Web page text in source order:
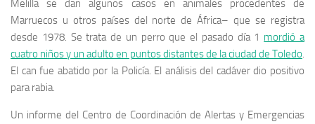
Melilla se dan algunos casos en animales procedentes de
Marruecos u otros países del norte de África– que se registra
desde 1978. Se trata de un perro que el pasado día 1 mordió a
cuatro niños y un adulto en puntos distantes de la ciudad de Toledo
El can fue abatido por la Policía. El análisis del cadáver dio positivo
para rabia.
Un informe del Centro de Coordinación de Alertas y Emergencias